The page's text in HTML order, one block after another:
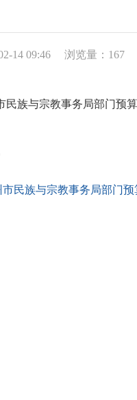
14 09:46 浏览量： 167
民族与宗教事务局部门预算
市民族与宗教事务局部门预